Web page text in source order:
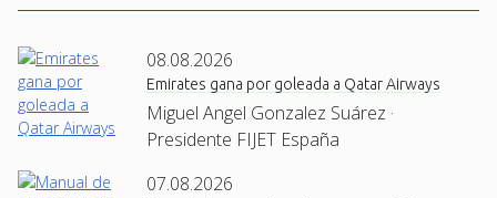
08.08.2026
Emirates gana por goleada a Qatar Airways
Miguel Angel Gonzalez Suárez ·
Presidente FIJET España
07.08.2026